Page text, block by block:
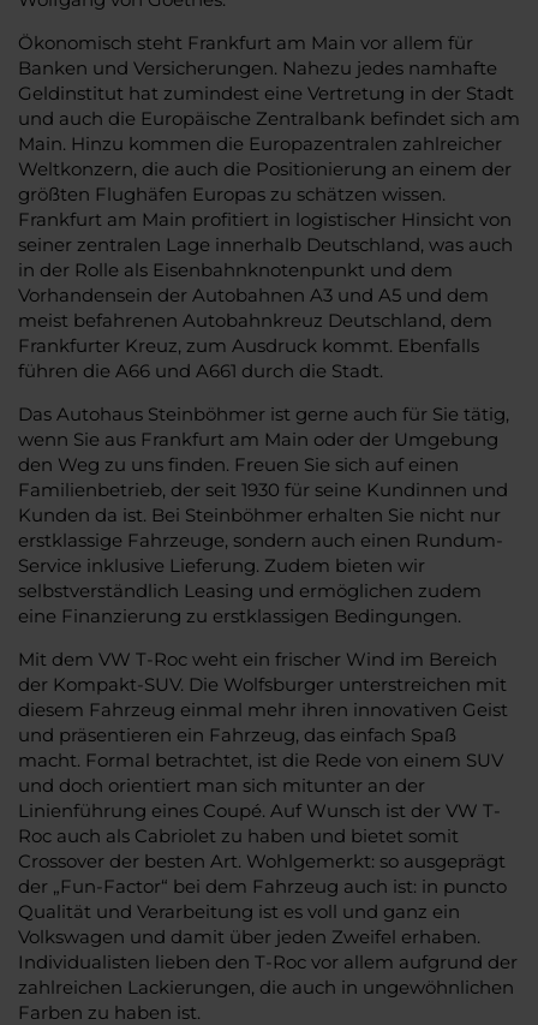
Ökonomisch steht Frankfurt am Main vor allem für
Banken und Versicherungen. Nahezu jedes namhafte
Geldinstitut hat zumindest eine Vertretung in der Stadt
und auch die Europäische Zentralbank befindet sich am
Main. Hinzu kommen die Europazentralen zahlreicher
Weltkonzern, die auch die Positionierung an einem der
größten Flughäfen Europas zu schätzen wissen.
Frankfurt am Main profitiert in logistischer Hinsicht von
seiner zentralen Lage innerhalb Deutschland, was auch
in der Rolle als Eisenbahnknotenpunkt und dem
Vorhandensein der Autobahnen A3 und A5 und dem
meist befahrenen Autobahnkreuz Deutschland, dem
Frankfurter Kreuz, zum Ausdruck kommt. Ebenfalls
führen die A66 und A661 durch die Stadt.
Das Autohaus Steinböhmer ist gerne auch für Sie tätig,
wenn Sie aus Frankfurt am Main oder der Umgebung
den Weg zu uns finden. Freuen Sie sich auf einen
Familienbetrieb, der seit 1930 für seine Kundinnen und
Kunden da ist. Bei Steinböhmer erhalten Sie nicht nur
erstklassige Fahrzeuge, sondern auch einen Rundum-
Service inklusive Lieferung. Zudem bieten wir
selbstverständlich Leasing und ermöglichen zudem
eine Finanzierung zu erstklassigen Bedingungen.
Mit dem VW T-Roc weht ein frischer Wind im Bereich
der Kompakt-SUV. Die Wolfsburger unterstreichen mit
diesem Fahrzeug einmal mehr ihren innovativen Geist
und präsentieren ein Fahrzeug, das einfach Spaß
macht. Formal betrachtet, ist die Rede von einem SUV
und doch orientiert man sich mitunter an der
Linienführung eines Coupé. Auf Wunsch ist der VW T-
Roc auch als Cabriolet zu haben und bietet somit
Crossover der besten Art. Wohlgemerkt: so ausgeprägt
der „Fun-Factor“ bei dem Fahrzeug auch ist: in puncto
Qualität und Verarbeitung ist es voll und ganz ein
Volkswagen und damit über jeden Zweifel erhaben.
Individualisten lieben den T-Roc vor allem aufgrund der
zahlreichen Lackierungen, die auch in ungewöhnlichen
Farben zu haben ist.